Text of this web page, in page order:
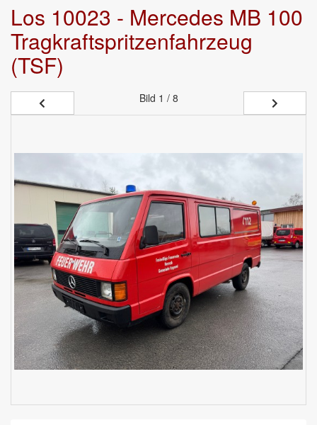
Los 10023 - Mercedes MB 100
Tragkraftspritzenfahrzeug
(TSF)
Bild 1 / 8